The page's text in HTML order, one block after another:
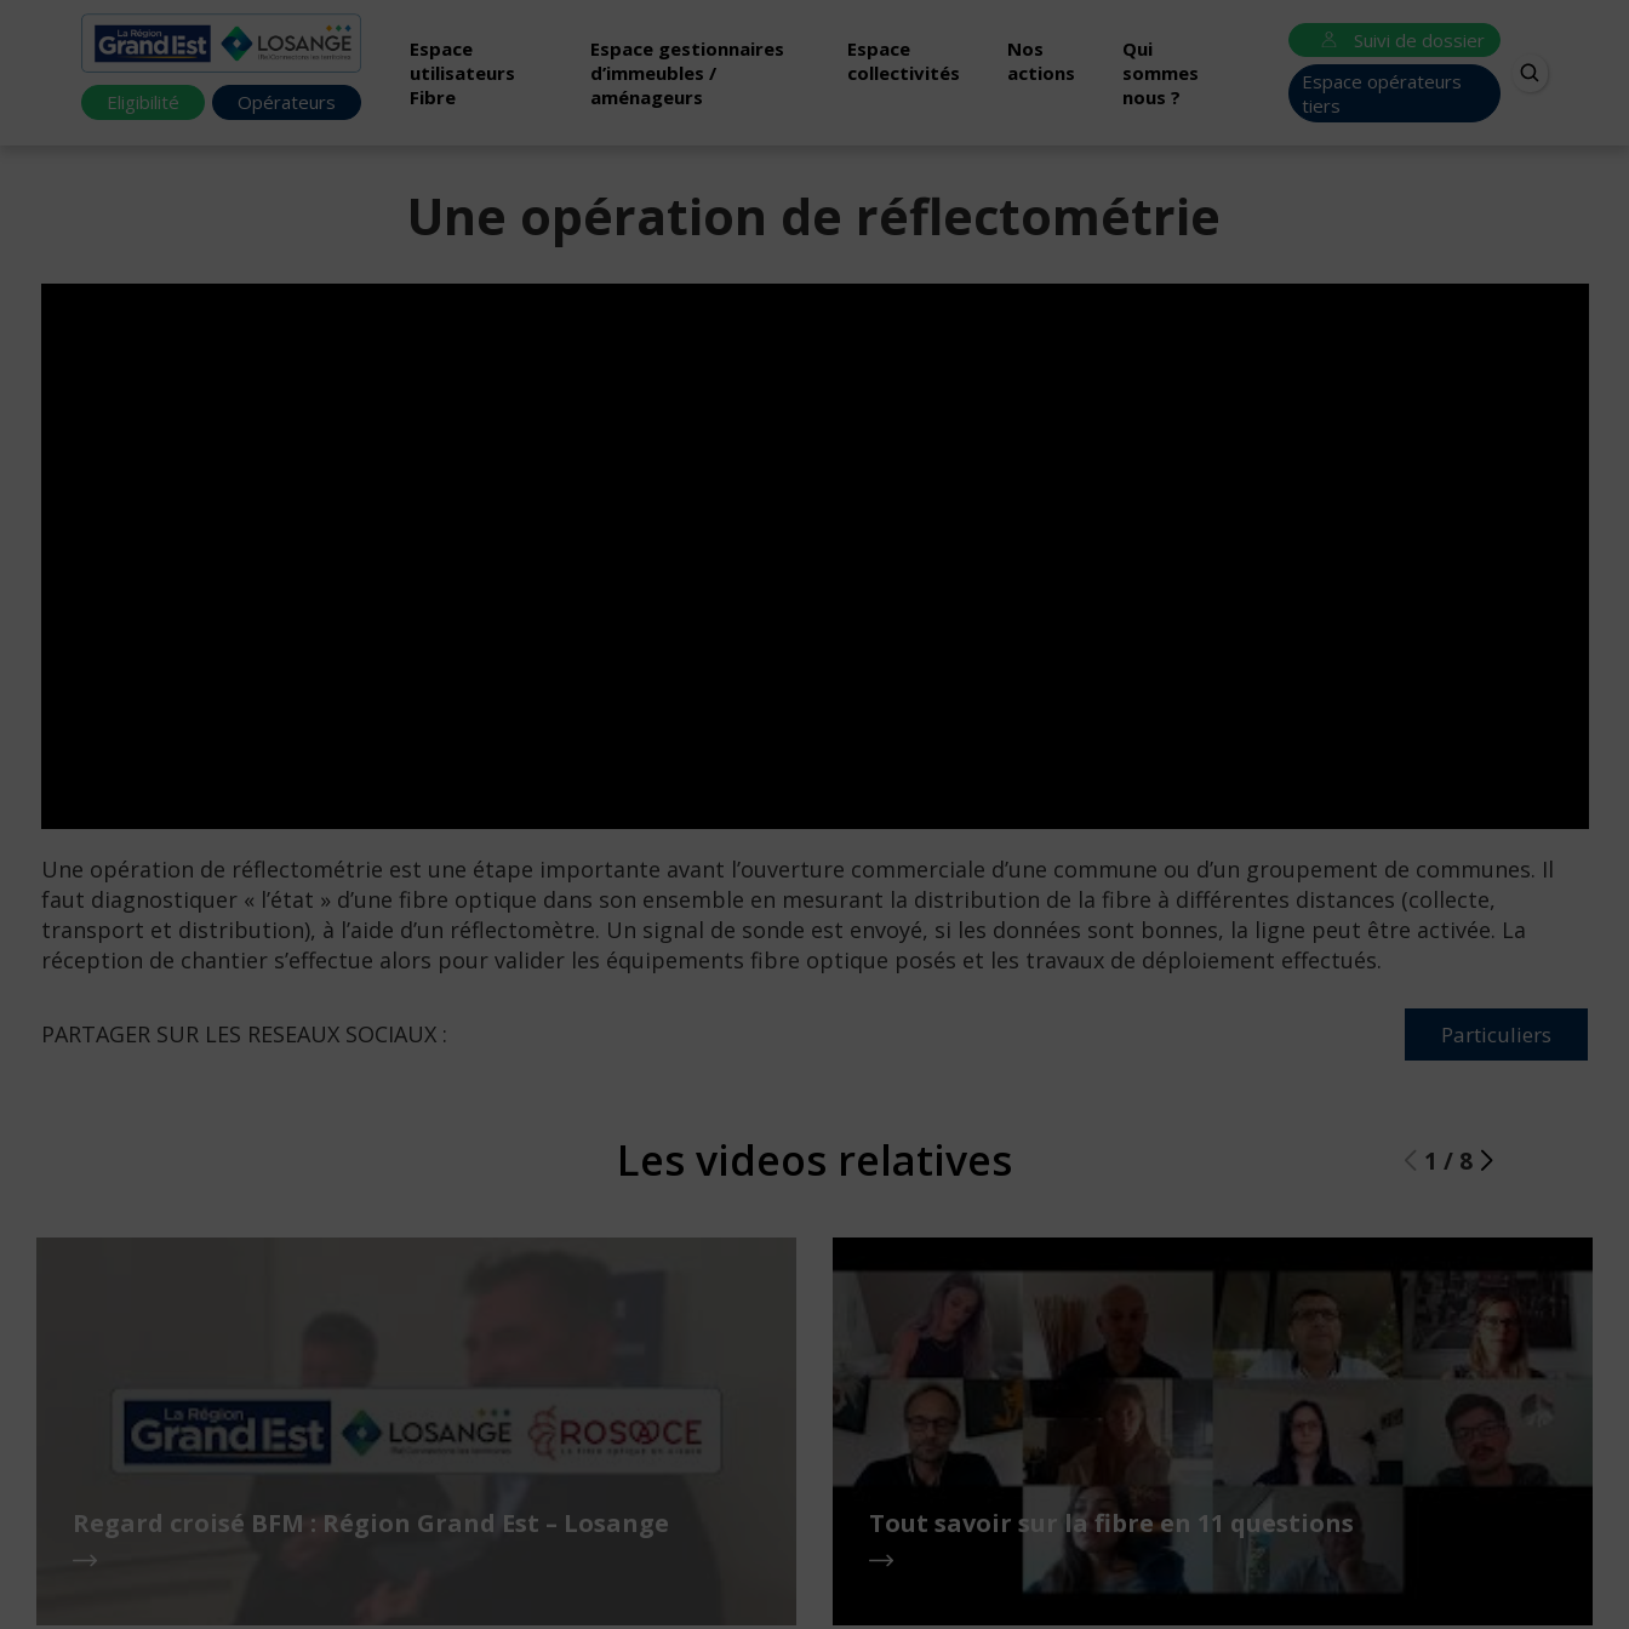
Eligibilité Opérateurs
Espace
utilisateurs
Fibre
Espace gestionnaires
d’immeubles /
aménageurs
Espace
collectivités
Nos
actions
Qui
sommes
nous ?
Suivi de dossier
Espace opérateurs
tiers
Une opération de réflectométrie
Une opération de réflectométrie est une étape importante avant l’ouverture commerciale d’une commune ou d’un groupement de communes. Il
faut diagnostiquer « l’état » d’une fibre optique dans son ensemble en mesurant la distribution de la fibre à différentes distances (collecte,
transport et distribution), à l’aide d’un réflectomètre. Un signal de sonde est envoyé, si les données sont bonnes, la ligne peut être activée. La
réception de chantier s’effectue alors pour valider les équipements fibre optique posés et les travaux de déploiement effectués.
PARTAGER SUR LES RESEAUX SOCIAUX : Particuliers
Les videos relatives 1 / 8
Regard croisé BFM : Région Grand Est – Losange Tout savoir sur la fibre en 11 questions